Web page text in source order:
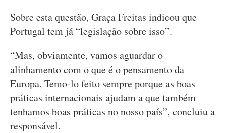
Sobre esta questão, Graça Freitas indicou que
Portugal tem já “legislação sobre isso”.
“Mas, obviamente, vamos aguardar o
alinhamento com o que é o pensamento da
Europa. Temo-lo feito sempre porque as boas
práticas internacionais ajudam a que também
tenhamos boas práticas no nosso país”, concluiu a
responsável.